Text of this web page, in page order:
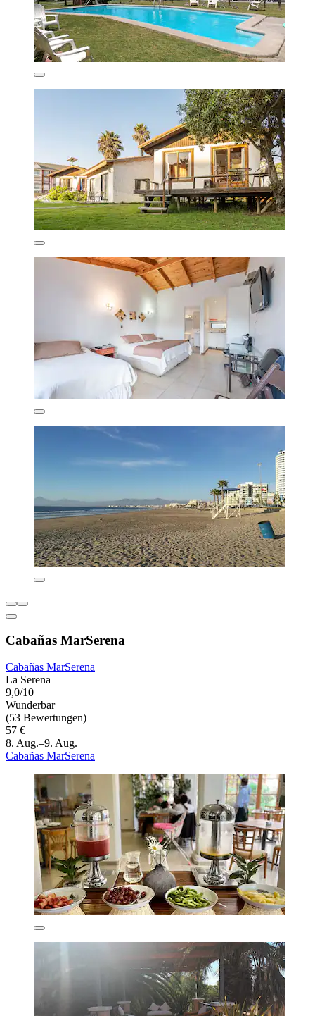
Cabañas MarSerena
Cabañas MarSerena
La Serena
9,0/10
Wunderbar
(53 Bewertungen)
57 €
8. Aug.–9. Aug.
Cabañas MarSerena